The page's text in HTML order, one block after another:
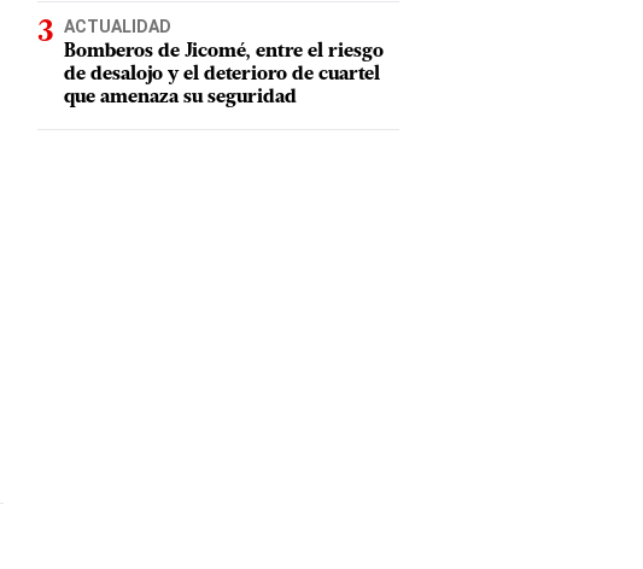
ACTUALIDAD
Bomberos de Jicomé, entre el riesgo
de desalojo y el deterioro de cuartel
que amenaza su seguridad